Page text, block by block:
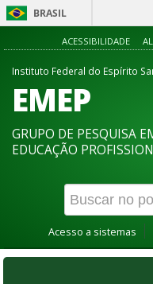
BRASIL
ACESSIBILIDADE
Instituto Federal do Espírito
EMEP
GRUPO DE PESQUISA
EDUCAÇÃO
Acesso a sistemas